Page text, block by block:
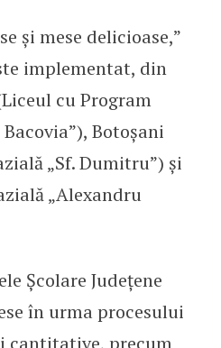
demarează
și mese delicioase,”
implementat, din
cu Program
Botoșani
„Sf. Dumitru”) și
„Alexandru
Școlare Județene
în urma procesului
cantitative, precum